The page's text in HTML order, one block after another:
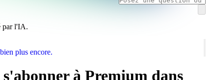
par l'IA.
plus encore.
à Premium dans